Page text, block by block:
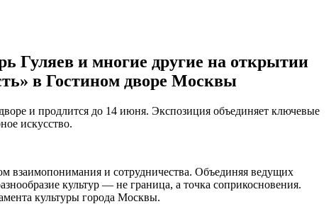
Гуляев и многие другие на открытии
в Гостином дворе Москвы
и продлится до 14 июня. Экспозиция объединяет ключевые
искусство.
взаимопонимания и сотрудничества. Объединяя ведущих
культур — не граница, а точка соприкосновения.
культуры города Москвы.